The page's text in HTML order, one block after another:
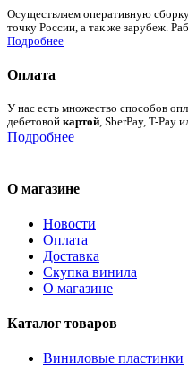
Осуществляем оперативную
точку России, а так же зарубеж.
Подробнее
Оплата
У нас есть множество способов
дебетовой картой, SberPay, T-Pay
Подробнее
О магазине
Новости
Оплата
Доставка
Скупка винила
О магазине
Каталог товаров
Виниловые пластинки